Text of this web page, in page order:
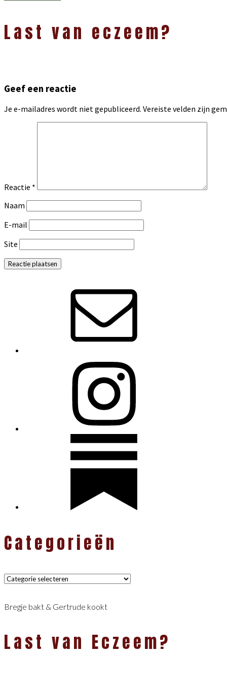
Interacties
Last van eczeem?
Geef een reactie
Je e-mailadres wordt niet gepubliceerd. Vereiste velden zijn
Reactie *
Naam
E-mail
Site
Categorieën
Categorieën
Bregje bakt & Gertrude kookt
Last van Eczeem?